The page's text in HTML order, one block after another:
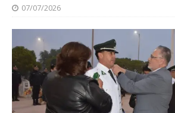
07/07/2026